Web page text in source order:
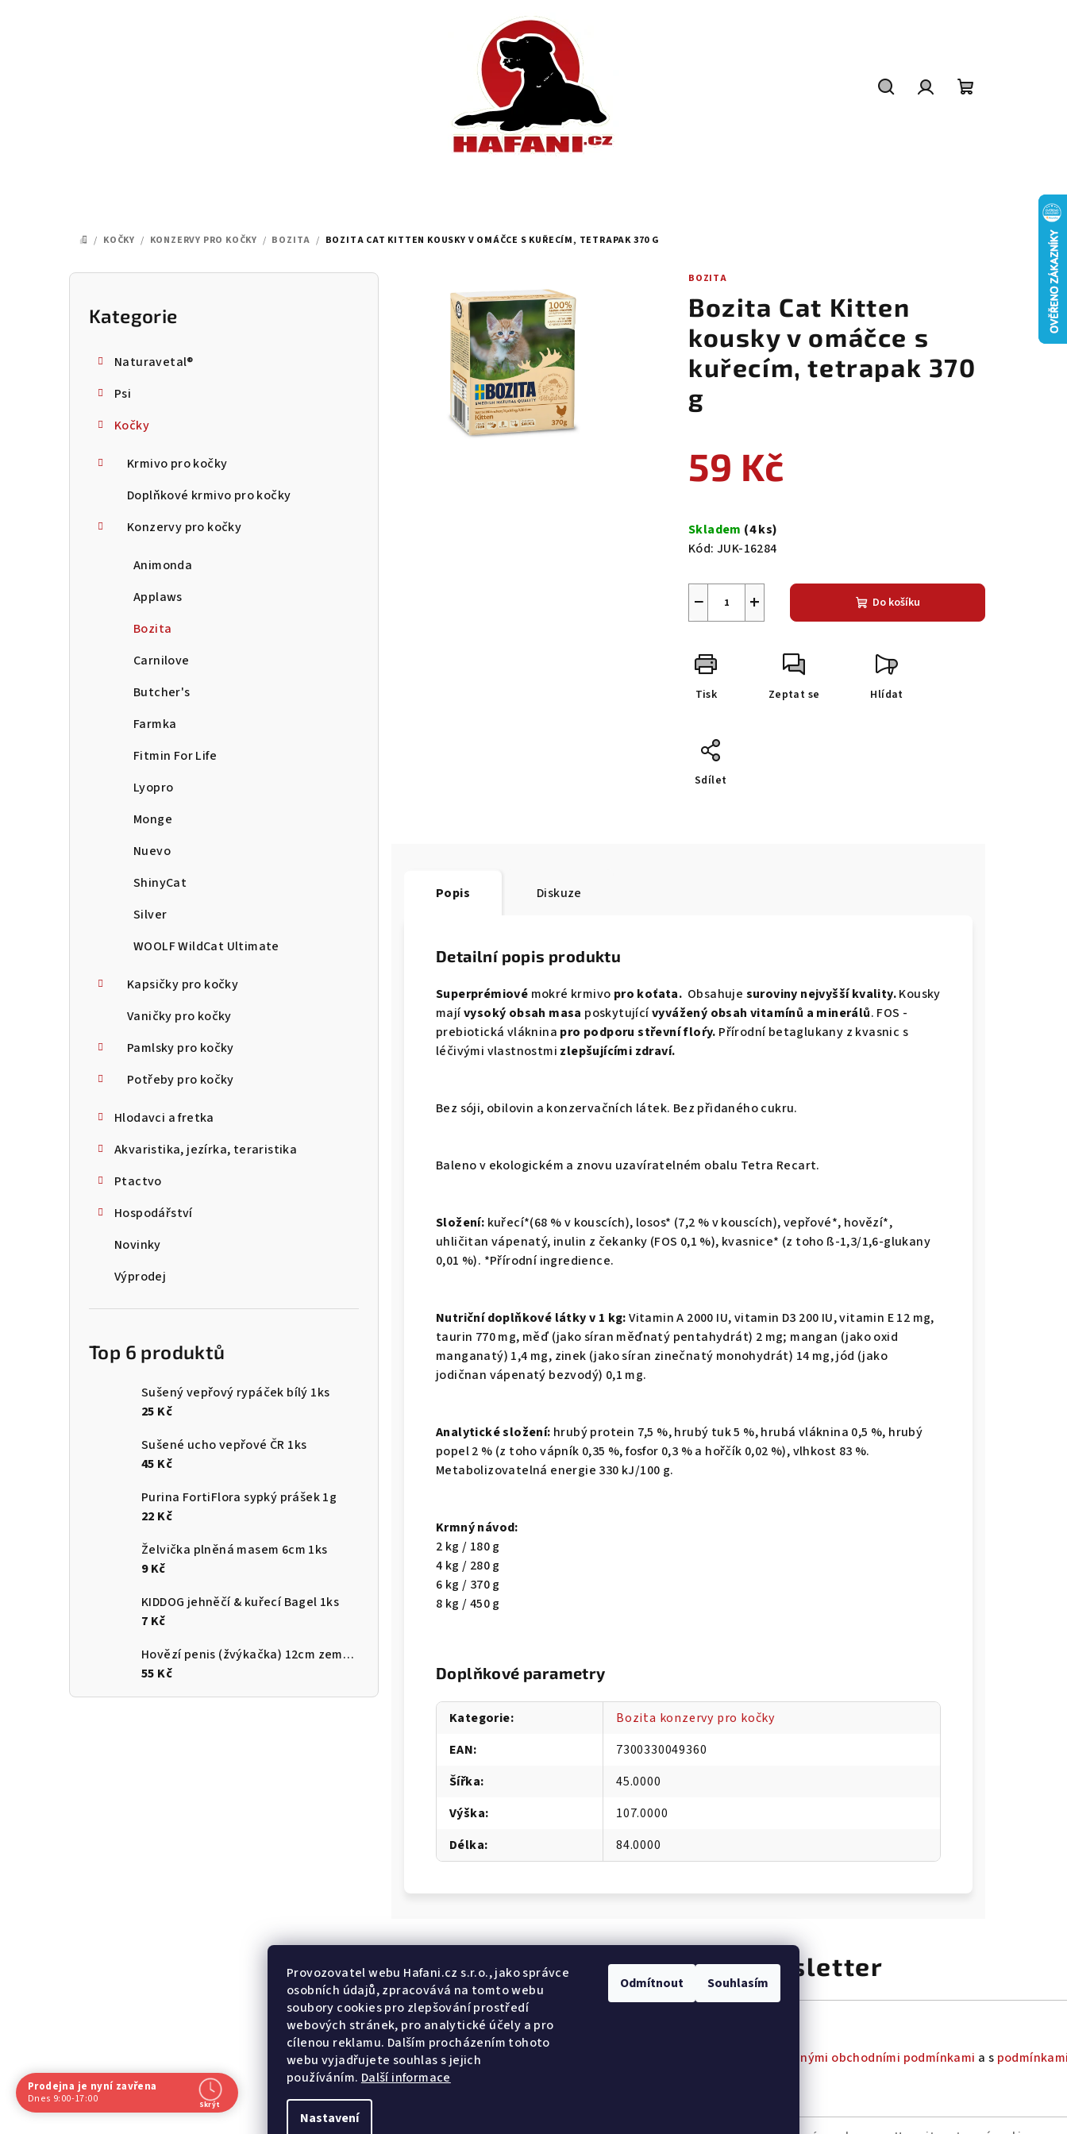
Provozovatel webu Hafani.cz s.r.o., jako správce
osobních údajů, zpracovává na tomto webu
soubory cookies pro zlepšování prostředí
webových stránek, pro analytické účely a pro
cílenou reklamu. Dalším procházením tohoto
webu vyjadřujete souhlas s jejich
používáním. Další informace
Nastavení
Odmítnout Souhlasím
DOMŮ
/ KOČKY / KONZERVY PRO KOČKY / BOZITA / BOZITA CAT KITTEN KOUSKY V OMÁČCE S KUŘECÍM, TETRAPAK 370 G
P
Přeskočit
kategorie
Kategorie
Naturavetal®
Psi
Kočky
Krmivo pro kočky
Doplňkové krmivo pro kočky
Konzervy pro kočky
Animonda
Applaws
Bozita
Carnilove
Butcher's
Farmka
Fitmin For Life
Lyopro
Monge
Nuevo
ShinyCat
Silver
WOOLF WildCat Ultimate
Kapsičky pro kočky
Vaničky pro kočky
Pamlsky pro kočky
Potřeby pro kočky
Hlodavci a fretka
Akvaristika, jezírka, teraristika
Ptactvo
Hospodářství
Novinky
Výprodej
Top 6 produktů
Sušený vepřový rypáček bílý 1ks
25 Kč
Sušené ucho vepřové ČR 1ks
45 Kč
Purina FortiFlora sypký prášek 1g
22 Kč
Želvička plněná masem 6cm 1ks
9 Kč
KIDDOG jehněčí & kuřecí Bagel 1ks
7 Kč
Hovězí penis (žvýkačka) 12cm země původu ČR
55 Kč
BOZITA
Bozita Cat Kitten
kousky v omáčce s
kuřecím, tetrapak 370
g
59 Kč
cena:
Skladem (4 ks)
Kód: JUK-16284
+
− Do košíku
Tisk Zeptat se Hlídat
Sdílet
Popis Diskuze
Detailní popis produktu
Superprémiové mokré krmivo pro koťata. Obsahuje suroviny nejvyšší kvality.Kousky
majívysoký obsah masa poskytujícívyvážený obsah vitamínů a minerálů. FOS -
prebiotická vláknina pro podporu střevní floŕy. Přírodní betaglukany z kvasnic s
léčivými vlastnostmi zlepšujícími zdraví.
Bez sóji, obilovin a konzervačních látek. Bez přidaného cukru.
Baleno v ekologickém a znovu uzavíratelném obalu Tetra Recart.
Složení: kuřecí*(68 % v kouscích), losos* (7,2 % v kouscích), vepřové*, hovězí*,
uhličitan vápenatý, inulin z čekanky (FOS 0,1 %), kvasnice* (z toho ß-1,3/1,6-glukany
0,01 %). *Přírodní ingredience.
Nutriční doplňkové látky v 1 kg:Vitamin A 2000 IU, vitamin D3 200 IU, vitamin E 12 mg,
taurin 770 mg, měď (jako síran měďnatý pentahydrát) 2 mg; mangan (jako oxid
manganatý) 1,4 mg, zinek (jako síran zinečnatý monohydrát) 14 mg, jód (jako
jodičnan vápenatý bezvodý) 0,1 mg.
Analytické složení: hrubý protein 7,5 %, hrubý tuk 5 %, hrubá vláknina 0,5 %, hrubý
popel 2 % (z toho vápník 0,35 %, fosfor 0,3 % a hořčík 0,02 %), vlhkost 83 %.
Metabolizovatelná energie 330 kJ/100 g.
Krmný návod:
2 kg / 180 g
4 kg / 280 g
6 kg / 370 g
8 kg / 450 g
Doplňkové parametry
Kategorie:
Bozita konzervy pro kočky
EAN:
7300330049360
Šířka:
45.0000
Výška:
107.0000
Délka: 84.0000
Odebírat newsletter
všeobecnými obchodními podmínkami a s
Prodejna je nyní zavřena
Dnes 9:00-17:00 Skrýt